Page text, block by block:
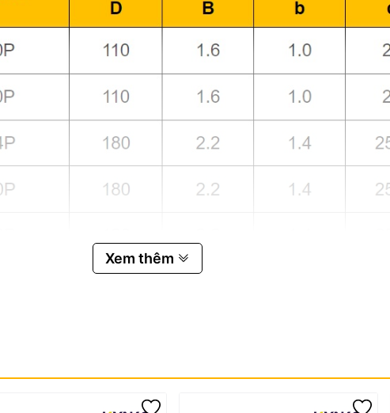
Xem thêm